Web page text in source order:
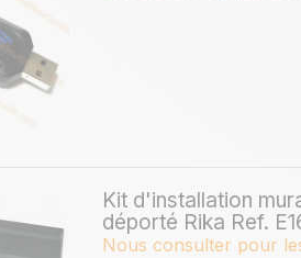
Kit d'installation
déporté Rika Ref.
Nous consulter pour